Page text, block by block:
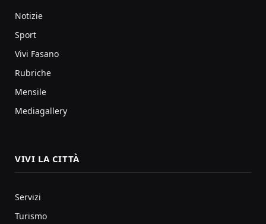
Notizie
Sport
Vivi Fasano
Rubriche
Mensile
Mediagallery
VIVI LA CITTÀ
Servizi
Turismo